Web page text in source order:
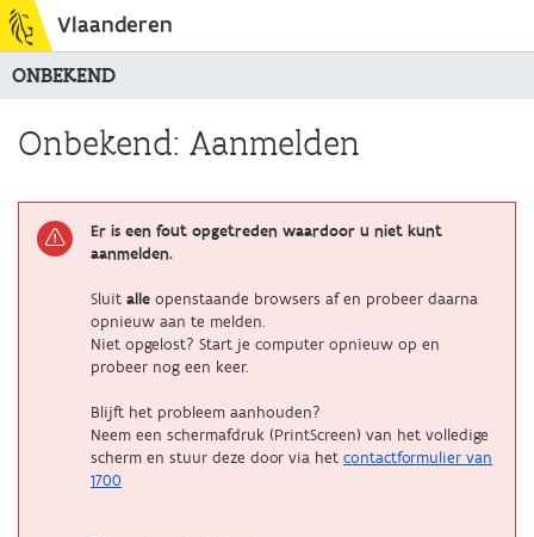
Vlaanderen
ONBEKEND
Onbekend: Aanmelden
Er is een fout opgetreden waardoor u niet kunt
aanmelden.
Sluit alle openstaande browsers af en probeer daarna
opnieuw aan te melden.
Niet opgelost? Start je computer opnieuw op en
probeer nog een keer.
Blijft het probleem aanhouden?
Neem een schermafdruk (PrintScreen) van het volledige
scherm en stuur deze door via het contactformulier van
1700